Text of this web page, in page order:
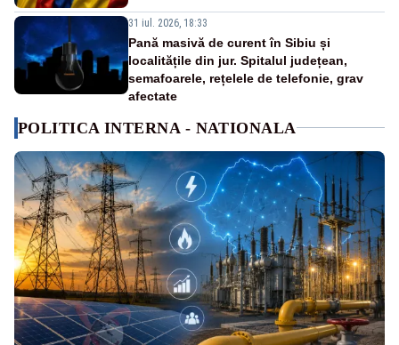
31 iul. 2026, 18:33
Pană masivă de curent în Sibiu și
localitățile din jur. Spitalul județean,
semafoarele, rețelele de telefonie, grav
afectate
POLITICA INTERNA - NATIONALA